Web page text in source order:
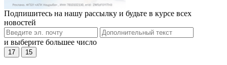
Подпишитесь на нашу рассылку и будьте в курсе всех
новостей
и выберите большее число
17 15